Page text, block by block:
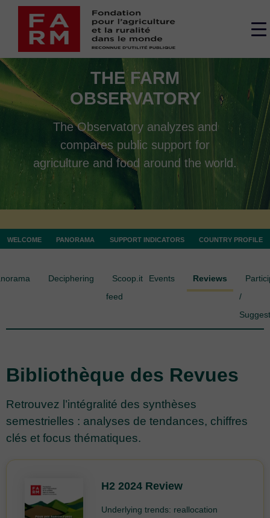
Skip
content
THE FARM
OBSERVATORY
The Observatory analyzes and
compares public support for
agriculture and food around the world.
WELCOME PANORAMA SUPPORT INDICATORS COUNTRY PROFILE
Deciphering
Scoop.it
feed
Events Reviews
/
Suggest
Bibliothèque des Revues
Retrouvez l’intégralité des synthèses
semestrielles : analyses de tendances, chiffres
clés et focus thématiques.
H2 2024 Review
Underlying trends: reallocation